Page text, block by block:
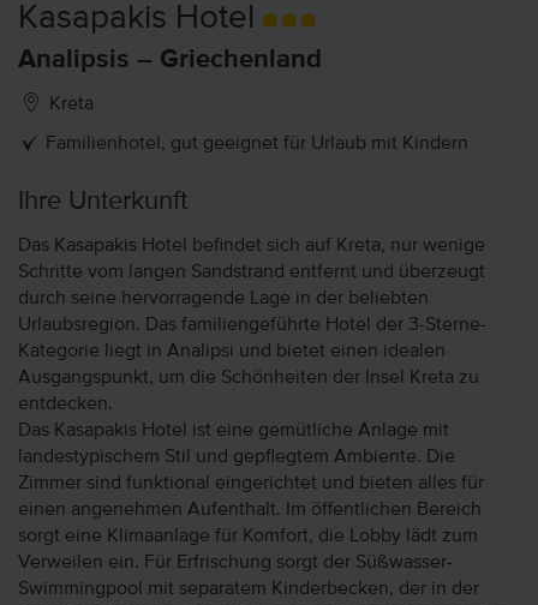
Kasapakis Hotel
Analipsis – Griechenland
Kreta
Familienhotel, gut geeignet für Urlaub mit Kindern
Ihre Unterkunft
Das Kasapakis Hotel befindet sich auf Kreta, nur wenige
Schritte vom langen Sandstrand entfernt und überzeugt
durch seine hervorragende Lage in der beliebten
Urlaubsregion. Das familiengeführte Hotel der 3-Sterne-
Kategorie liegt in Analipsi und bietet einen idealen
Ausgangspunkt, um die Schönheiten der Insel Kreta zu
entdecken.
Das Kasapakis Hotel ist eine gemütliche Anlage mit
landestypischem Stil und gepflegtem Ambiente. Die
Zimmer sind funktional eingerichtet und bieten alles für
einen angenehmen Aufenthalt. Im öffentlichen Bereich
sorgt eine Klimaanlage für Komfort, die Lobby lädt zum
Verweilen ein. Für Erfrischung sorgt der Süßwasser-
Swimmingpool mit separatem Kinderbecken, der in der